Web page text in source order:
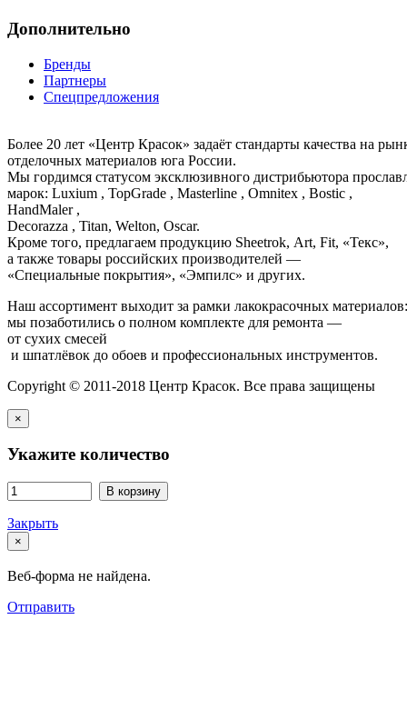
Дополнительно
Бренды
Партнеры
Спецпредложения
Более 20 лет «Центр Красок» задаёт стандарты качества на
отделочных материалов юга России.
Мы гордимся статусом эксклюзивного дистрибьютора
марок: Luxium , TopGrade , Masterline , Omnitex , Bostic ,
HandMaler ,
Decorazza , Titan, Welton, Oscar.
Кроме того, предлагаем продукцию Sheetrok, Art, Fit, «Текс»,
а также товары российских производителей —
«Специальные покрытия», «Эмпилс» и других.
Наш ассортимент выходит за рамки лакокрасочных
мы позаботились о полном комплекте для ремонта —
от сухих смесей
и шпатлёвок до обоев и профессиональных инструментов.
Copyright © 2011-2018 Центр Красок. Все права защищены
×
Укажите количество
В корзину
Закрыть
×
Веб-форма не найдена.
Отправить